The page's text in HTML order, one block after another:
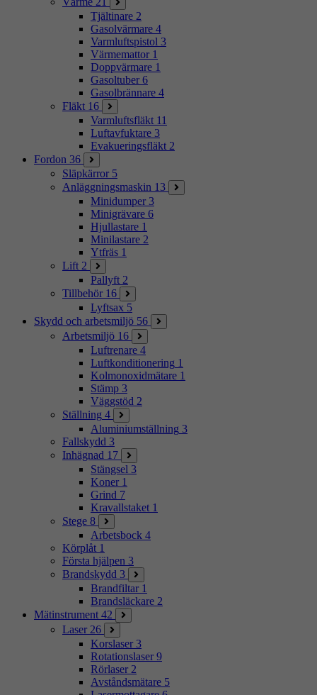
Tjältinare 2
Gasolvärmare 4
Varmluftspistol 3
Värmemattor 1
Doppvärmare 1
Gasoltuber 6
Gasolbrännare 4
Fläkt 16
Varmluftsfläkt 11
Luftavfuktare 3
Evakueringsfläkt 2
Fordon 36
Släpkärror 5
Anläggningsmaskin 13
Minidumper 3
Minigrävare 6
Hjullastare 1
Minilastare 2
Ytfräs 1
Lift 2
Pallyft 2
Tillbehör 16
Lyftsax 5
Skydd och arbetsmiljö 56
Arbetsmiljö 16
Luftrenare 4
Luftkonditionering 1
Kolmonoxidmätare 1
Stämp 3
Väggstöd 2
Ställning 4
Aluminiumställning 3
Fallskydd 3
Inhägnad 17
Stängsel 3
Koner 1
Grind 7
Kravallstaket 1
Stege 8
Arbetsbock 4
Körplåt 1
Första hjälpen 3
Brandskydd 3
Brandfiltar 1
Brandsläckare 2
Mätinstrument 42
Laser 26
Korslaser 3
Rotationslaser 9
Rörlaser 2
Avståndsmätare 5